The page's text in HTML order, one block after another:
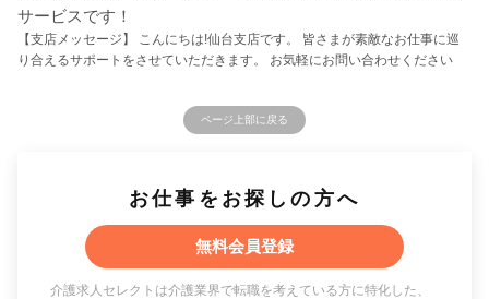
サービスです！
【支店メッセージ】 こんにちは!仙台支店です。 皆さまが素敵なお仕事に巡
り合えるサポートをさせていただきます。 お気軽にお問い合わせください
ページ上部に戻る
お仕事をお探しの方へ
無料会員登録
介護求人セレクトは介護業界で転職を考えている方に特化した、